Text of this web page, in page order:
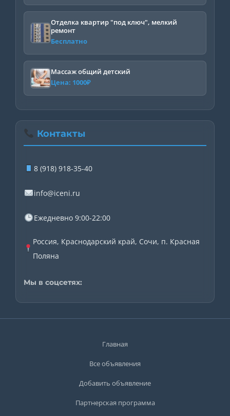
Отделка квартир "под ключ", мелкий
ремонт
Бесплатно
Массаж общий детский
Цена: 1000₽
Контакты
8 (918) 918-35-40
info@iceni.ru
Ежедневно 9:00-22:00
Россия, Краснодарский край, Сочи, п. Красная
Поляна
Мы в соцсетях:
Главная
Все объявления
Добавить объявление
Партнерская программа